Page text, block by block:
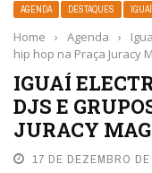
AGENDA DESTAQUES IGUAÍ
Home › Agenda ›
hip hop na Praça Juracy
IGUAÍ
DJS E
JURACY
17 DE DEZEMBRO